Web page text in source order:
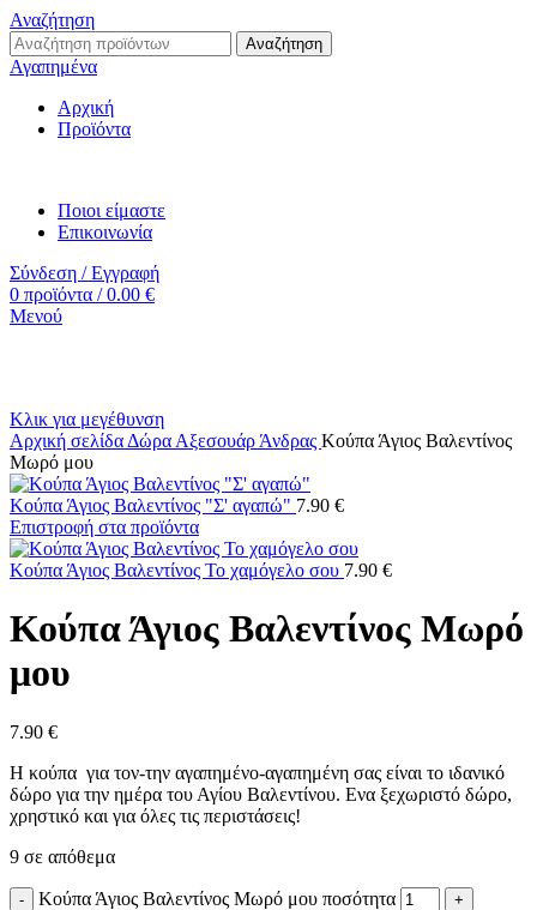
Αναζήτηση
Αναζήτηση
Αγαπημένα
Αρχική
Προϊόντα
Ποιοι είμαστε
Επικοινωνία
Σύνδεση / Εγγραφή
0 προϊόντα / 0.00 €
Μενού
Κλικ για μεγέθυνση
Αρχική σελίδα Δώρα Αξεσουάρ Άνδρας Κούπα Άγιος Βαλεντίνος
Μωρό μου
Κούπα Άγιος Βαλεντίνος "Σ' αγαπώ" 7.90 €
Επιστροφή στα προϊόντα
Κούπα Άγιος Βαλεντίνος Το χαμόγελο σου 7.90 €
Κούπα Άγιος Βαλεντίνος Μωρό
μου
7.90 €
Η κούπα για τον-την αγαπημένο-αγαπημένη σας είναι το ιδανικό
δώρο για την ημέρα του Αγίου Βαλεντίνου. Ενα ξεχωριστό δώρο,
χρηστικό και για όλες τις περιστάσεις!
9 σε απόθεμα
Κούπα Άγιος Βαλεντίνος Μωρό μου ποσότητα